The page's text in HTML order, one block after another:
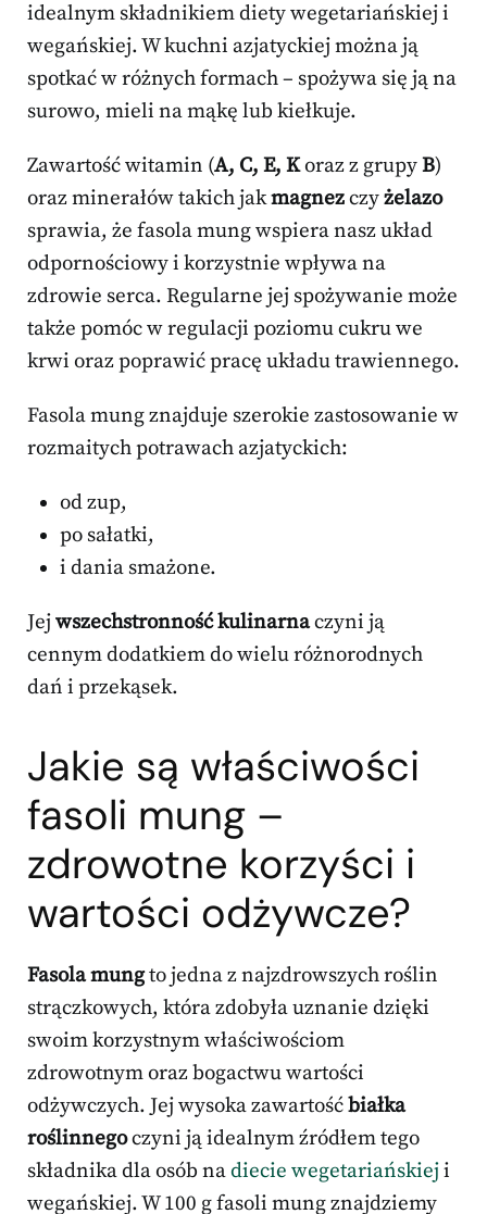
idealnym składnikiem diety wegetariańskiej i
wegańskiej. W kuchni azjatyckiej można ją
spotkać w różnych formach – spożywa się ją na
surowo, mieli na mąkę lub kiełkuje.
Zawartość witamin (A, C, E, Koraz z grupyB)
oraz minerałów takich jakmagnezczyżelazo
sprawia, że fasola mung wspiera nasz układ
odpornościowy i korzystnie wpływa na
zdrowie serca. Regularne jej spożywanie może
także pomóc w regulacji poziomu cukru we
krwi oraz poprawić pracę układu trawiennego.
Fasola mung znajduje szerokie zastosowanie w
rozmaitych potrawach azjatyckich:
od zup,
po sałatki,
i dania smażone.
Jejwszechstronność kulinarnaczyni ją
cennym dodatkiem do wielu różnorodnych
dań i przekąsek.
Jakie są właściwości
fasoli mung –
zdrowotne korzyści i
wartości odżywcze?
Fasola mungto jedna z najzdrowszych roślin
strączkowych, która zdobyła uznanie dzięki
swoim korzystnym właściwościom
zdrowotnym oraz bogactwu wartości
odżywczych. Jej wysoka zawartośćbiałka
roślinnegoczyni ją idealnym źródłem tego
składnika dla osób nadiecie wegetariańskieji
wegańskiej. W 100 g fasoli mung znajdziemy